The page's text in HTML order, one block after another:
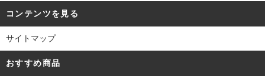
コンテンツを見る
サイトマップ
おすすめ商品